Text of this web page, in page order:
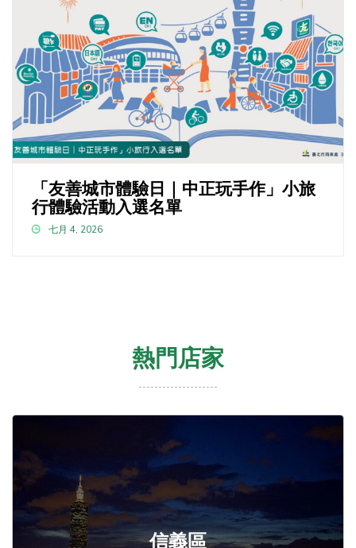
「友善城市體驗日｜中正玩手作」小旅
行體驗活動入選名單
七月 4, 2026
熱門店家
信義區